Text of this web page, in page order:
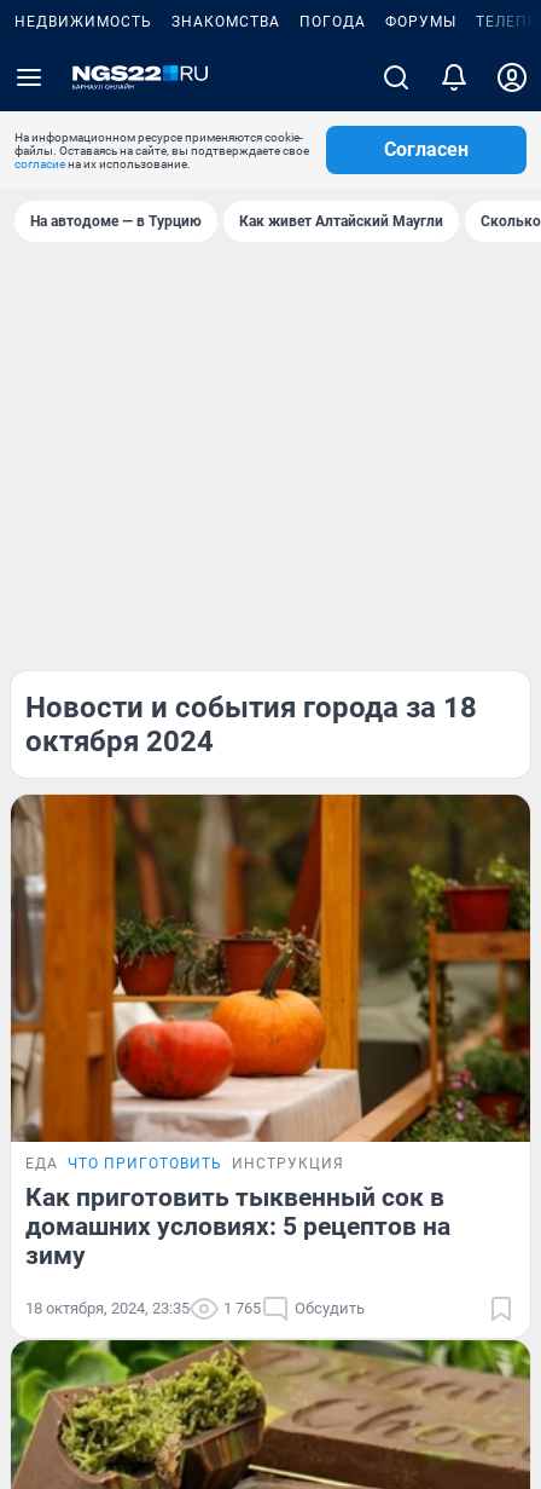
НЕДВИЖИМОСТЬ ЗНАКОМСТВА ПОГОДА ФОРУМЫ
На информационном ресурсе применяются cookie-
файлы. Оставаясь на сайте, вы подтверждаете свое
согласиена их использование.
Согласен
На автодоме — в Турцию Как живет Алтайский Маугли
Новости и события города за 18
октября 2024
ЕДА ЧТО ПРИГОТОВИТЬ ИНСТРУКЦИЯ
Как приготовить тыквенный сок в
домашних условиях: 5 рецептов на
зиму
18 октября, 2024, 23:35 1 765 Обсудить